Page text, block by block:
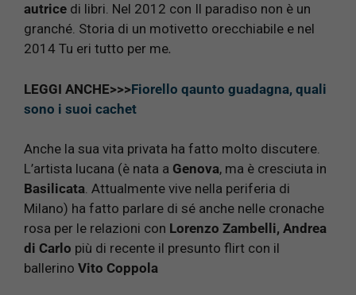
autrice di libri. Nel 2012 con Il paradiso non è un
granché. Storia di un motivetto orecchiabile e nel
2014 Tu eri tutto per me.
LEGGI ANCHE>>>Fiorello qaunto guadagna, quali
sono i suoi cachet
Anche la sua vita privata ha fatto molto discutere.
L’artista lucana (è nata a Genova, ma è cresciuta in
Basilicata. Attualmente vive nella periferia di
Milano) ha fatto parlare di sé anche nelle cronache
rosa per le relazioni con Lorenzo Zambelli, Andrea
di Carlo più di recente il presunto flirt con il
ballerino Vito Coppola